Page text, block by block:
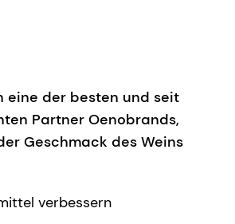
eine der besten und seit
Partner Oenobrands,
Geschmack des Weins
verbessern